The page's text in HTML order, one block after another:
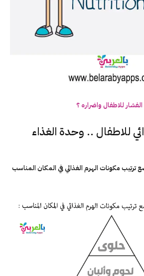
للاطفال واضراره ؟
للاطفال .. وحدة الغذاء
مكونات الهرم الغذائي في المكان المناسب